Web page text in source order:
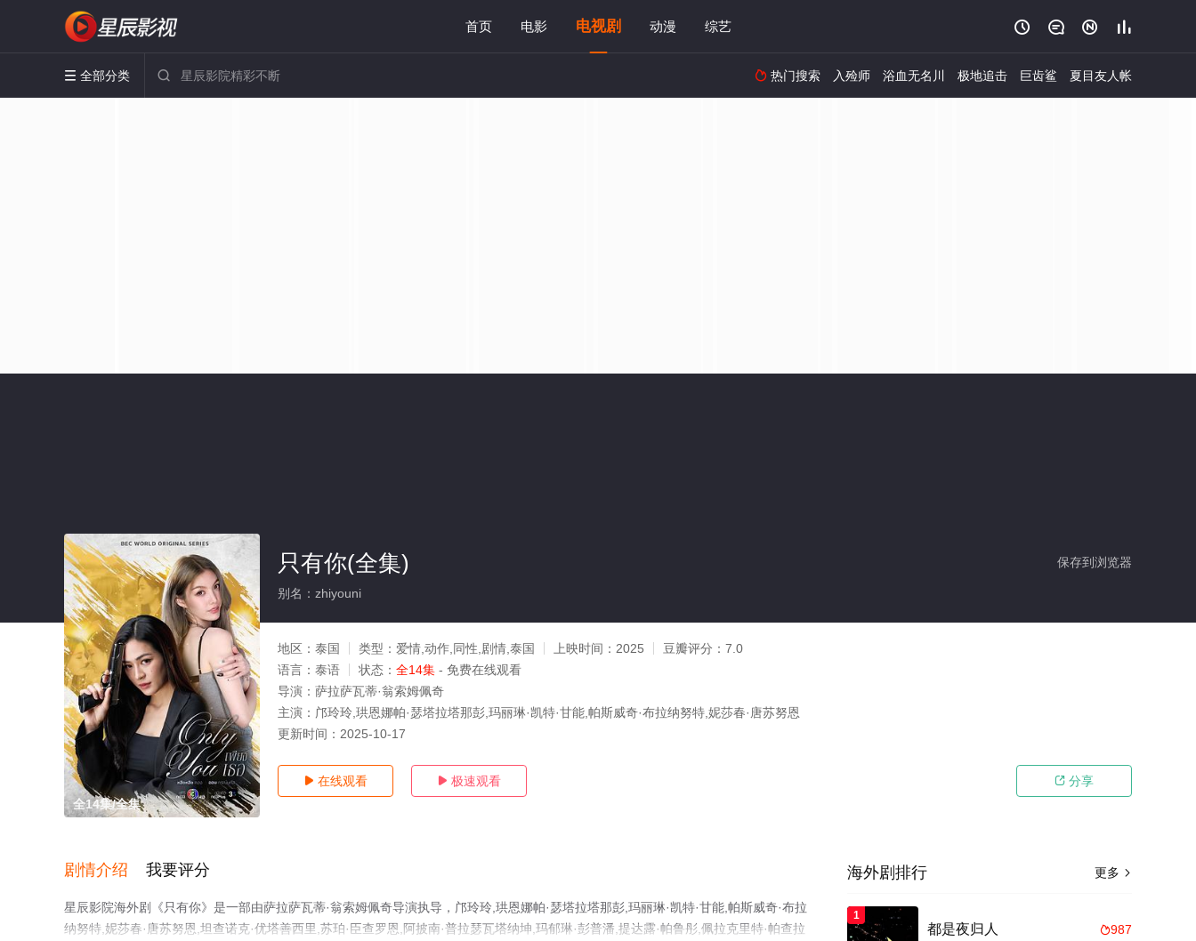
首页 电影 电视剧 动漫 综艺    
 全部分类   热门搜索 入殓师 浴血无名川 极地追击 巨齿鲨 夏目友人帐
全14集/全集
保存到浏览器
只有你(全集)
别名：zhiyouni
地区： 泰国 类型： 爱情,动作,同性,剧情,泰国 上映时间： 2025 豆瓣评分： 7.0
语言： 泰语 状态： 全14集 - 免费在线观看
导演： 萨拉萨瓦蒂·翁索姆佩奇
主演： 邝玲玲,珙恩娜帕·瑟塔拉塔那彭,玛丽琳·凯特·甘能,帕斯威奇·布拉纳努特,妮莎春·唐苏努恩
更新时间： 2025-10-17
 在线观看  极速观看  分享
剧情介绍 我要评分
星辰影院海外剧《只有你》是一部由萨拉萨瓦蒂·翁索姆佩奇导演执导，邝玲玲,珙恩娜帕·瑟塔拉塔那彭,玛丽琳·凯特·甘能,帕斯威奇·布拉
纳努特,妮莎春·唐苏努恩,坦查诺克·优塔善西里,苏珀·臣查罗恩,阿披南·普拉瑟瓦塔纳坤,玛郁琳·彭普潘,提达露·帕鲁彤,佩拉克里特·帕查拉
更多 
海外剧排行
1
987
都是夜归人